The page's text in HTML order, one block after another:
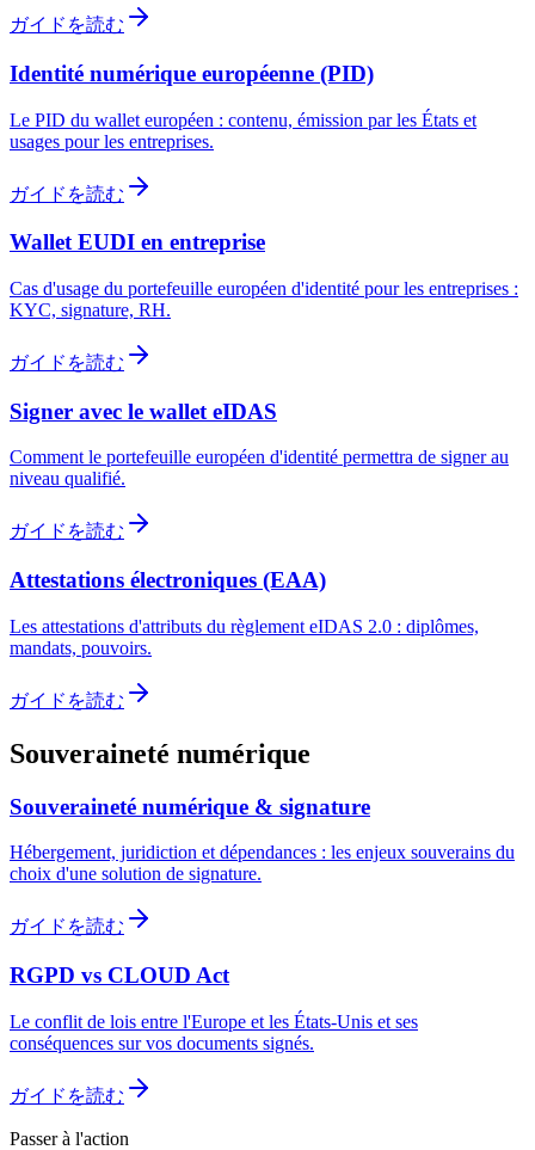
ガイドを読む
Identité numérique européenne (PID)
Le PID du wallet européen : contenu, émission par les États et
usages pour les entreprises.
ガイドを読む
Wallet EUDI en entreprise
Cas d'usage du portefeuille européen d'identité pour les entreprises :
KYC, signature, RH.
ガイドを読む
Signer avec le wallet eIDAS
Comment le portefeuille européen d'identité permettra de signer au
niveau qualifié.
ガイドを読む
Attestations électroniques (EAA)
Les attestations d'attributs du règlement eIDAS 2.0 : diplômes,
mandats, pouvoirs.
ガイドを読む
Souveraineté numérique
Souveraineté numérique & signature
Hébergement, juridiction et dépendances : les enjeux souverains du
choix d'une solution de signature.
ガイドを読む
RGPD vs CLOUD Act
Le conflit de lois entre l'Europe et les États-Unis et ses
conséquences sur vos documents signés.
ガイドを読む
Passer à l'action